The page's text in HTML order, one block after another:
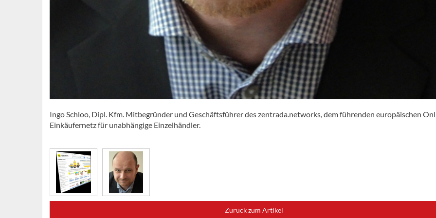
Ingo Schloo, Dipl. Kfm. Mitbegründer und Geschäftsführer des zentrada.networks, dem führenden europäischen
Einkäufernetz für unabhängige Einzelhändler.
Zurück zum Artikel